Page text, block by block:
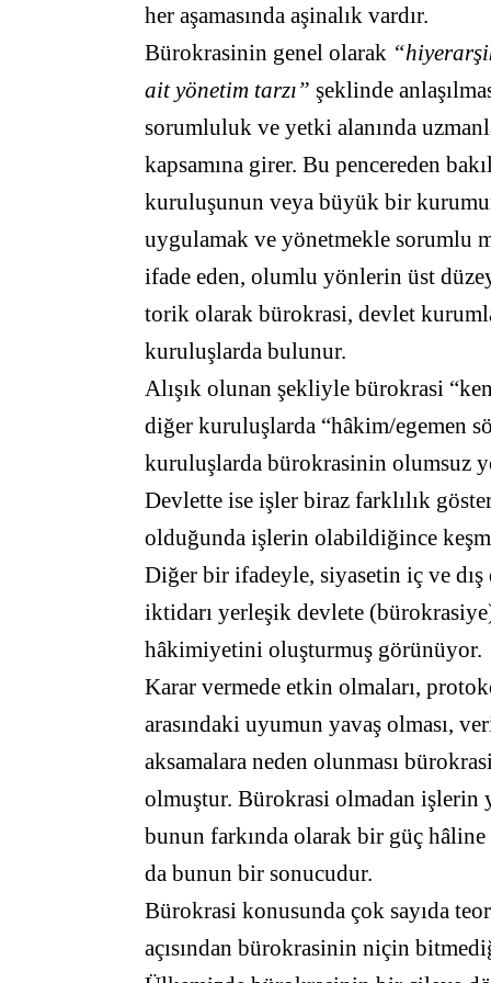
her aşamasında aşinalık vardır.
Bürokrasinin genel olarak
ait yönetim tarzı” şeklinde
sorumluluk ve yetki alanında
kapsamına girer. Bu pencereden
kuruluşunun veya büyük bir
uygulamak ve yönetmekle sorumlu
ifade eden, olumlu yönlerin üst
torik olarak bürokrasi, devlet
kuruluşlarda bulunur.
Alışık olunan şekliyle bürokrasi
diğer kuruluşlarda “hâkim/egemen
kuruluşlarda bürokrasinin olumsuz
Devlette ise işler biraz farklılık
olduğunda işlerin olabildiğince
Diğer bir ifadeyle, siyasetin iç ve
iktidarı yerleşik devlete
hâkimiyetini oluşturmuş görünüyor.
Karar vermede etkin olmaları,
arasındaki uyumun yavaş olması,
aksamalara neden olunması
olmuştur. Bürokrasi olmadan işlerin
bunun farkında olarak bir güç
da bunun bir sonucudur.
Bürokrasi konusunda çok sayıda
açısından bürokrasinin niçin